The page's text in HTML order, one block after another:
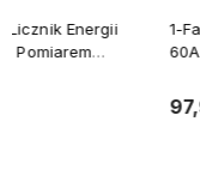
1-Fazowy licznik /
60A Wi-Fi